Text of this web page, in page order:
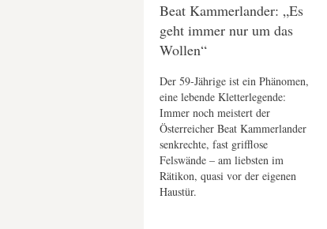
Beat Kammerlander: „Es
geht immer nur um das
Wollen“
Der 59-Jährige ist ein Phänomen,
eine lebende Kletterlegende:
Immer noch meistert der
Österreicher Beat Kammerlander
senkrechte, fast grifflose
Felswände – am liebsten im
Rätikon, quasi vor der eigenen
Haustür.